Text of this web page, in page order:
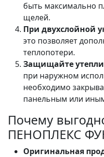
быть максимально
щелей.
При двухслойной
это позволяет
теплопотери.
Защищайте
при наружном
необходимо
панельным или
Почему
ПЕНОПЛЕКС
Оригинальная